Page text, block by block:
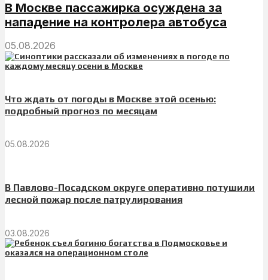
В Москве пассажирка осуждена за
нападение на контролера автобуса
05.08.2026
Что ждать от погоды в Москве этой осенью:
подробный прогноз по месяцам
05.08.2026
В Павлово-Посадском округе оперативно потушили
лесной пожар после патрулирования
03.08.2026